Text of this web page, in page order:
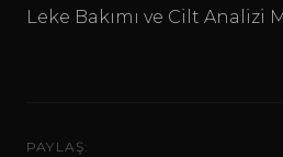
Leke Bakımı ve Cilt Analizi
PAYLAŞ: